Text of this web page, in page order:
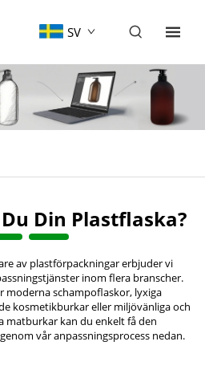
SV
Din Plastflaska?
av plastförpackningar erbjuder vi
inom flera branscher.
moderna schampoflaskor, lyxiga
kosmetikburkar eller miljövänliga och
matburkar kan du enkelt få den
vår anpassningsprocess nedan.